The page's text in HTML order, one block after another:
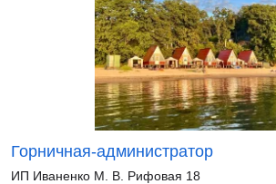
Горничная-администратор
ИП Иваненко М. В. Рифовая 18